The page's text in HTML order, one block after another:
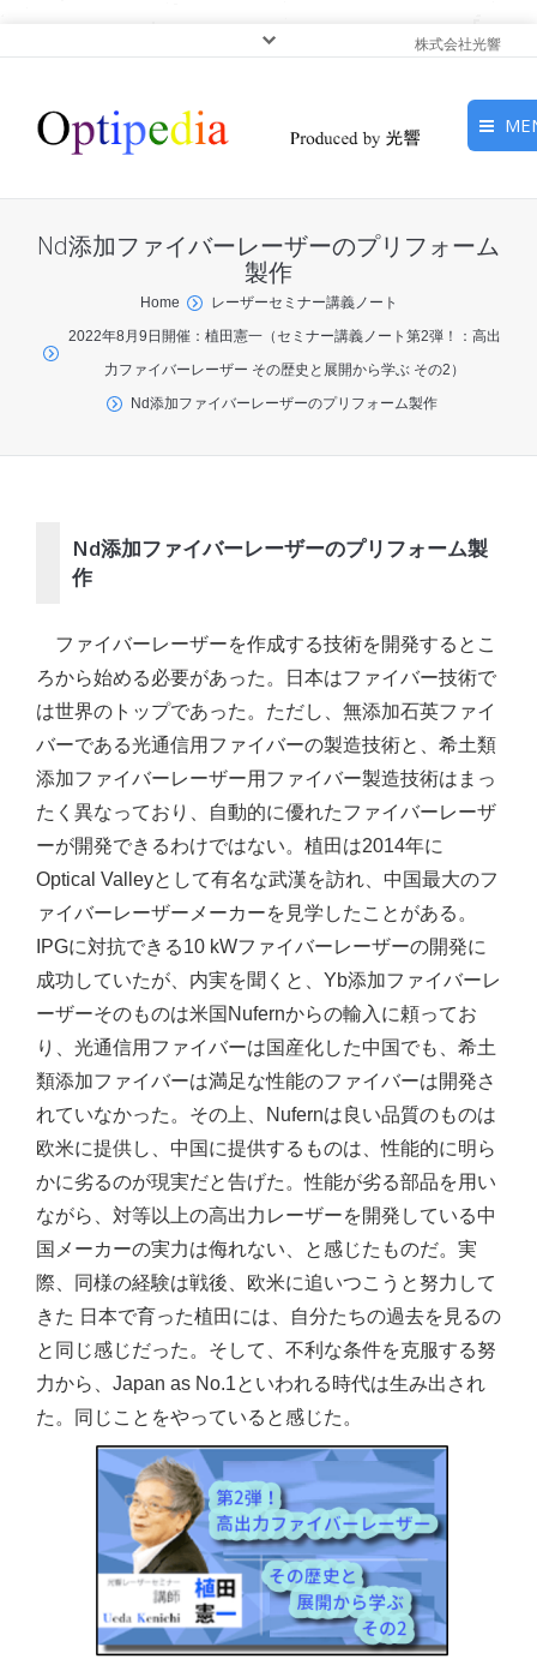
株式会社光響
ピックアップ
光応用・アプリケーショ
ン
Nd添加ファイバーレーザーのプリフォーム
製作
You are here:Home
レーザーセミナー講義ノート
2022年8月9日開催：植田憲一（セミナー講義ノート第2弾！：高出
力ファイバーレーザー その歴史と展開から学ぶ その2）
Nd添加ファイバーレーザーのプリフォーム製作
Nd添加ファイバーレーザーのプリフォーム製
作
ファイバーレーザーを作成する技術を開発するとこ
ろから始める必要があった。日本はファイバー技術で
は世界のトップであった。ただし、無添加石英ファイ
バーである光通信用ファイバーの製造技術と、希土類
添加ファイバーレーザー用ファイバー製造技術はまっ
たく異なっており、自動的に優れたファイバーレーザ
ーが開発できるわけではない。植田は2014年に
Optical Valleyとして有名な武漢を訪れ、中国最大のフ
ァイバーレーザーメーカーを見学したことがある。
IPGに対抗できる10 kWファイバーレーザーの開発に
成功していたが、内実を聞くと、Yb添加ファイバーレ
ーザーそのものは米国Nufernからの輸入に頼ってお
り、光通信用ファイバーは国産化した中国でも、希土
類添加ファイバーは満足な性能のファイバーは開発さ
れていなかった。その上、Nufernは良い品質のものは
欧米に提供し、中国に提供するものは、性能的に明ら
かに劣るのが現実だと告げた。性能が劣る部品を用い
ながら、対等以上の高出力レーザーを開発している中
国メーカーの実力は侮れない、と感じたものだ。実
際、同様の経験は戦後、欧米に追いつこうと努力して
きた 日本で育った植田には、自分たちの過去を見るの
と同じ感じだった。そして、不利な条件を克服する努
力から、Japan as No.1といわれる時代は生み出され
た。同じことをやっていると感じた。